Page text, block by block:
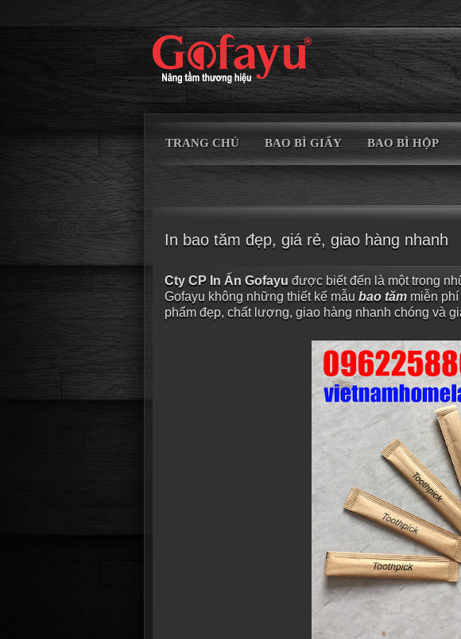
TRANG CHỦ BAO BÌ GIẤY BAO BÌ HỘP
In bao tăm đẹp, giá rẻ, giao hàng nhanh
Cty CP In Ấn Gofayu được biết đến là một trong
Gofayu không những thiết kế mẫu bao tăm miễn
phẩm đẹp, chất lượng, giao hàng nhanh chóng và